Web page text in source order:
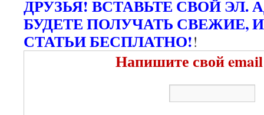
ДРУЗЬЯ! ВСТАВЬТЕ СВОЙ ЭЛ.
БУДЕТЕ ПОЛУЧАТЬ СВЕЖИЕ,
СТАТЬИ БЕСПЛАТНО!!
Напишите свой